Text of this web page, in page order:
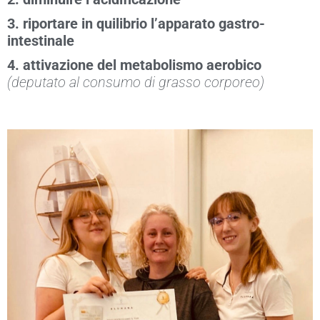
3. riportare in quilibrio l’apparato gastro-
intestinale
4. attivazione del metabolismo aerobico
(deputato al consumo di grasso corporeo)